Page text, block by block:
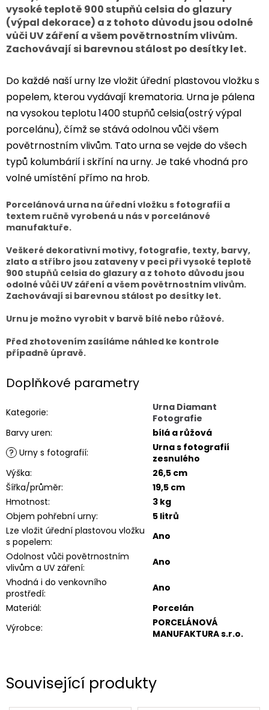
Související produkty
vysoké teplotě 900 stupňů celsia do glazury
(výpal dekorace) a z tohoto důvodu jsou odolné
vůči UV záření a všem povětrnostním vlivům.
Zachovávají si barevnou stálost po desítky let.
Do každé naší urny lze vložit úřední plastovou vložku s
popelem, kterou vydávají krematoria. Urna je pálena
na vysokou teplotu 1400 stupňů celsia(ostrý výpal
porcelánu), čímž se stává odolnou vůči všem
povětrnostním vlivům. Tato urna se vejde do všech
typů kolumbárií i skříní na urny. Je také vhodná pro
volné umístění přímo na hrob.
Porcelánová urna na úřední vložku s fotografií a
textem ručně vyrobená u nás v porcelánové
manufaktuře.
Veškeré dekorativní motivy, fotografie, texty, barvy,
zlato a stříbro jsou zataveny v peci při vysoké teplotě
900 stupňů celsia do glazury a z tohoto důvodu jsou
odolné vůči UV záření a všem povětrnostním vlivům.
Zachovávají si barevnou stálost po desítky let.
Urnu je možno vyrobit v barvě bílé nebo růžové.
Před zhotovením zasíláme náhled ke kontrole
případně úpravě.
Doplňkové parametry
Kategorie:
Urna Diamant
Fotografie
Barvy uren:
bílá a růžová
? Urny s fotografií:
Urna s fotografií
zesnulého
Výška:
26,5 cm
Šířka/průměr:
19,5 cm
Hmotnost:
3 kg
Objem pohřební urny:
5 litrů
Lze vložit úřední plastovou vložku
s popelem:
Ano
Odolnost vůči povětrnostním
vlivům a UV záření:
Ano
Vhodná i do venkovního
prostředí:
Ano
Materiál:
Porcelán
Výrobce:
PORCELÁNOVÁ
MANUFAKTURA s.r.o.